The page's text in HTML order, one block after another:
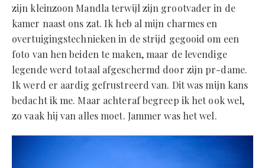
zijn kleinzoon Mandla terwijl zijn grootvader in de
kamer naast ons zat. Ik heb al mijn charmes en
overtuigingstechnieken in de strijd gegooid om een
foto van hen beiden te maken, maar de levendige
legende werd totaal afgeschermd door zijn pr-dame.
Ik werd er aardig gefrustreerd van. Dit was mijn kans
bedacht ik me. Maar achteraf begreep ik het ook wel,
zo vaak hij van alles moet. Jammer was het wel.